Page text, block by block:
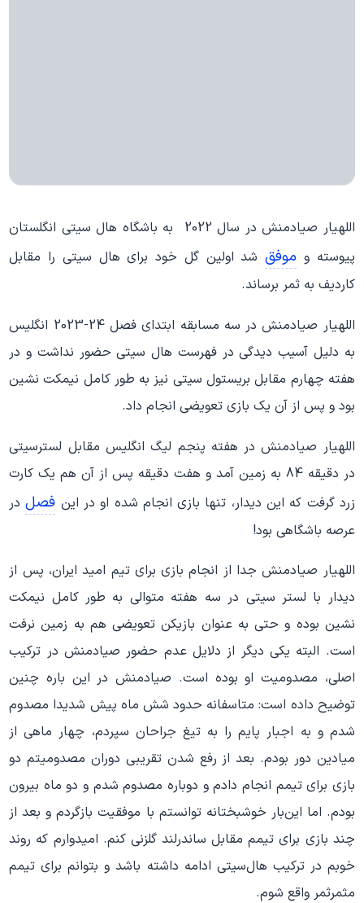
اللهیار صیادمنش در سال 2022 به باشگاه هال سیتی انگلستان
پیوسته و موفقشد اولین گل خود برای هال سیتی را مقابل
کاردیف به ثمر برساند.
اللهیار صیادمنش در سه مسابقه ابتدای فصل 24-2023 انگلیس
به دلیل آسیب دیدگی در فهرست هال سیتی حضور نداشت و در
هفته چهارم مقابل بریستول سیتی نیز به طور کامل نیمکت نشین
بود و پس از آن یک بازی تعویضی انجام داد.
اللهیار صیادمنش در هفته پنجم لیگ انگلیس مقابل لسترسیتی
در دقیقه 84 به زمین آمد و هفت دقیقه پس از آن هم یک کارت
زرد گرفت که این دیدار، تنها بازی انجام شده او در این فصلدر
عرصه باشگاهی بود!
اللهیار صیادمنش جدا از انجام بازی برای تیم امید ایران، پس از
دیدار با لستر سیتی در سه هفته متوالی به طور کامل نیمکت
نشین بوده و حتی به عنوان بازیکن تعویضی هم به زمین نرفت
است. البته یکی دیگر از دلایل عدم حضور صیادمنش در ترکیب
اصلی، مصدومیت او بوده است. صیادمنش در این باره چنین
توضیح داده است: متاسفانه حدود شش ماه پیش شدیدا مصدوم
شدم و به اجبار پایم را به تیغ جراحان سپردم، چهار ماهی از
میادین دور بودم. بعد از رفع شدن تقریبی دوران مصدومیتم دو
بازی برای تیمم انجام دادم و دوباره مصدوم شدم و دو ماه بیرون
بودم. اما این‌بار خوشبختانه توانستم با موفقیت بازگردم و بعد از
چند بازی برای تیمم مقابل ساندرلند گلزنی کنم. امیدوارم که روند
خوبم در ترکیب هال‌سیتی ادامه داشته باشد و بتوانم برای تیمم
مثمرثمر واقع شوم.